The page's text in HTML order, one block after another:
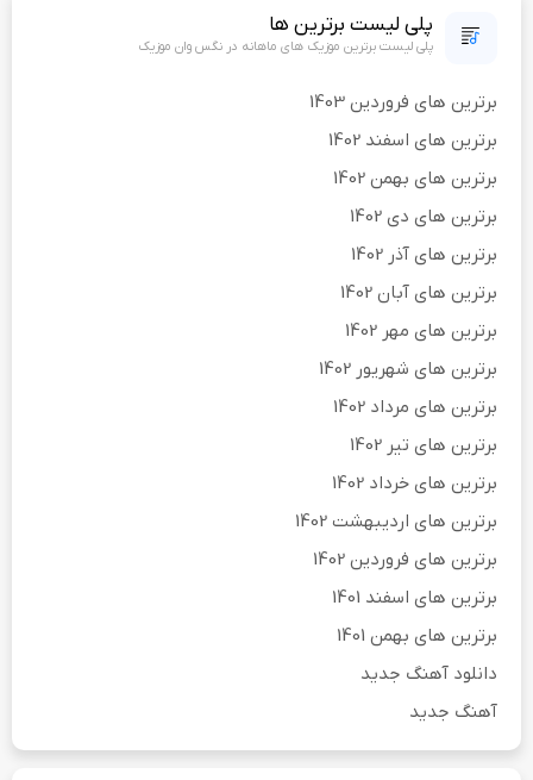
پلی لیست برترین ها
پلی لیست برترین موزیک های ماهانه در نگس وان موزیک
برترین های فروردین 1403
برترین های اسفند 1402
برترین های بهمن 1402
برترین های دی 1402
برترین های آذر 1402
برترین های آبان 1402
برترین های مهر 1402
برترین های شهریور 1402
برترین های مرداد 1402
برترین های تیر 1402
برترین های خرداد 1402
برترین های اردیبهشت 1402
برترین های فروردین 1402
برترین های اسفند 1401
برترین های بهمن 1401
دانلود آهنگ جدید
آهنگ جدید